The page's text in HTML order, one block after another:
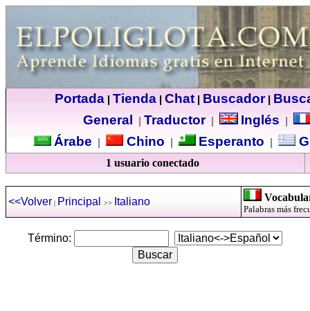
Portada| Tienda| Chat| Buscador|
General
Traductor| Inglés
Árabe Chino Esperanto
1 usuario conectado
<<Volver | Principal >> Italiano
Palabras más
Término: